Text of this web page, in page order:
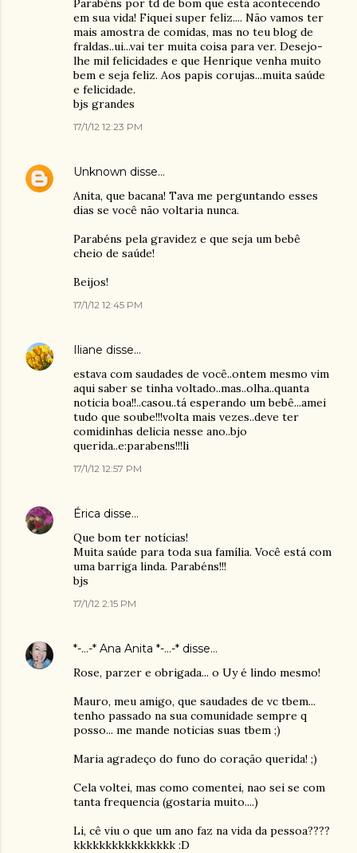
em sua vida! Fiquei super feliz.... Não vamos ter
mais amostra de comidas, mas no teu blog de
fraldas..ui...vai ter muita coisa para ver. Desejo-
lhe mil felicidades e que Henrique venha muito
bem e seja feliz. Aos papis corujas...muita saúde
e felicidade.
bjs grandes
17/1/12 12:23 PM
Unknown disse…
Anita, que bacana! Tava me perguntando esses
dias se você não voltaria nunca.
Parabéns pela gravidez e que seja um bebê
cheio de saúde!
Beijos!
17/1/12 12:45 PM
Iliane disse…
estava com saudades de você..ontem mesmo vim
aqui saber se tinha voltado..mas..olha..quanta
noticia boa!!..casou..tá esperando um bebê...amei
tudo que soube!!!volta mais vezes..deve ter
comidinhas delicia nesse ano..bjo
querida..e:parabens!!!li
17/1/12 12:57 PM
Érica disse…
Que bom ter notícias!
Muita saúde para toda sua família. Você está com
uma barriga linda. Parabéns!!!
bjs
17/1/12 2:15 PM
*-...-* Ana Anita *-...-* disse…
Rose, parzer e obrigada... o Uy é lindo mesmo!
Mauro, meu amigo, que saudades de vc tbem...
tenho passado na sua comunidade sempre q
posso... me mande noticias suas tbem ;)
Maria agradeço do funo do coração querida! ;)
Cela voltei, mas como comentei, nao sei se com
tanta frequencia (gostaria muito....)
Li, cê viu o que um ano faz na vida da pessoa????
kkkkkkkkkkkkkkkk :D